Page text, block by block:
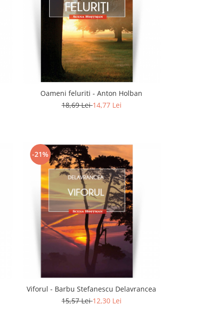
Oameni feluriti - Anton Holban
18,69 Lei14,77 Lei
-21%
Viforul - Barbu Stefanescu Delavrancea
15,57 Lei12,30 Lei